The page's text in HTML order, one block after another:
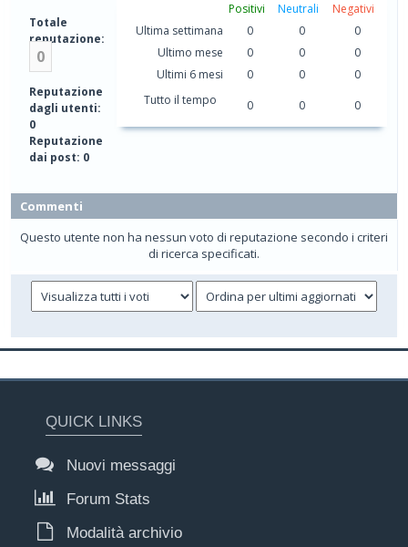
Totale
reputazione:
0
Reputazione
dagli utenti:
0
Reputazione
dai post: 0
Positivi Neutrali
Negativi
Ultima settimana
0 0
0
Ultimo mese
0 0
0
Ultimi 6 mesi
0 0
0
Tutto il tempo
0 0 0
Commenti
Questo utente non ha nessun voto di reputazione secondo i criteri
di ricerca specificati.
QUICK LINKS
Nuovi messaggi
Forum Stats
Modalità archivio